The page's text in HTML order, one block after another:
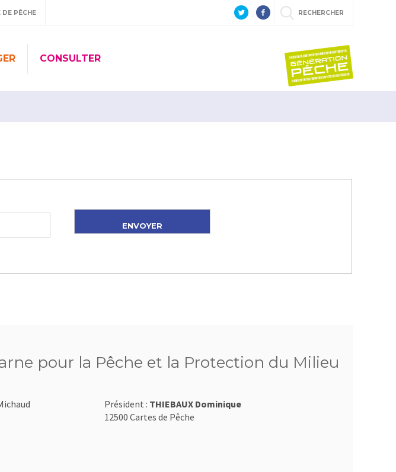
DE PÊCHE RECHERCHER
CONSULTER
pour la Pêche et la Protection du Milieu
Président : THIEBAUX Dominique
12500 Cartes de Pêche